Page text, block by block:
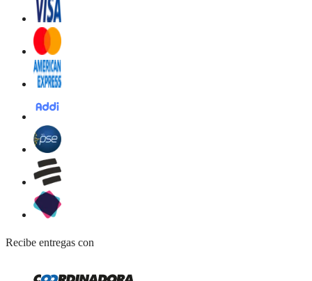
Recibe entregas con